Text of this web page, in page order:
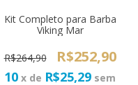
Kit Completo para Barba
Viking Mar
R$264,90 R$252,90
10 x de R$25,29 sem